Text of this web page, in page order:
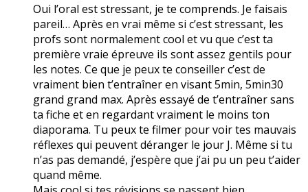
Oui l’oral est stressant, je te comprends. Je faisais
pareil… Après en vrai même si c’est stressant, les
profs sont normalement cool et vu que c’est ta
première vraie épreuve ils sont assez gentils pour
les notes. Ce que je peux te conseiller c’est de
vraiment bien t’entraîner en visant 5min, 5min30
grand grand max. Après essayé de t’entraîner sans
ta fiche et en regardant vraiment le moins ton
diaporama. Tu peux te filmer pour voir tes mauvais
réflexes qui peuvent déranger le jour J. Même si tu
n’as pas demandé, j’espère que j’ai pu un peu t’aider
quand même.